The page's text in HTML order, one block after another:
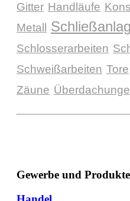
Gitter Handläufe
Metall
Schlosserarbeiten
Schweißarbeiten Tore
Zäune
Gewerbe und